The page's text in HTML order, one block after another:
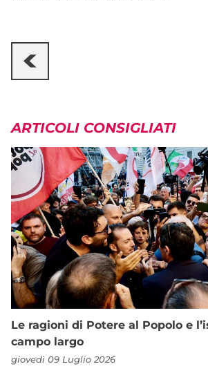
ARTICOLI CONSIGLIATI
Le ragioni di Potere al Popolo e
campo largo
giovedì 09 Luglio 2026